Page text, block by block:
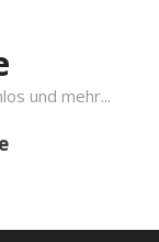
und mehr...